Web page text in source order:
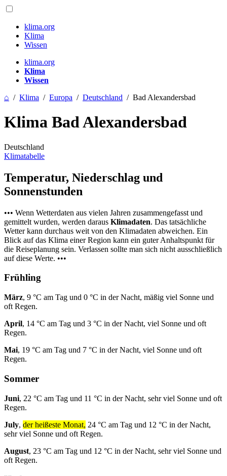
klima.org
Klima
Wissen
klima.org
Klima
Wissen
⌂ / Klima / Europa / Deutschland / Bad Alexandersbad
Klima Bad Alexandersbad
Deutschland
Klimatabelle
Temperatur, Niederschlag und
Sonnenstunden
••• Wenn Wetterdaten aus vielen Jahren zusammengefasst und
gemittelt wurden, werden daraus Klimadaten. Das tatsächliche
Wetter kann durchaus weit von den Klimadaten abweichen. Ein
Blick auf das Klima einer Region kann ein guter Anhaltspunkt für
die Reiseplanung sein. Verlassen sollte man sich nicht ausschließlich
auf diese Werte. •••
Frühling
März, 9 °C am Tag und 0 °C in der Nacht, mäßig viel Sonne und
oft Regen.
April, 14 °C am Tag und 3 °C in der Nacht, viel Sonne und oft
Regen.
Mai, 19 °C am Tag und 7 °C in der Nacht, viel Sonne und oft
Regen.
Sommer
Juni, 22 °C am Tag und 11 °C in der Nacht, sehr viel Sonne und oft
Regen.
July, der heißeste Monat, 24 °C am Tag und 12 °C in der Nacht,
sehr viel Sonne und oft Regen.
August, 23 °C am Tag und 12 °C in der Nacht, sehr viel Sonne und
oft Regen.